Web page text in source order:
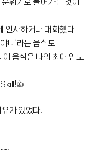
위기로 풀어가는 것이
인사하거나 대화했다.
니’라는 음식도
음식은 나의 최애 인도
👍
가 있었다.